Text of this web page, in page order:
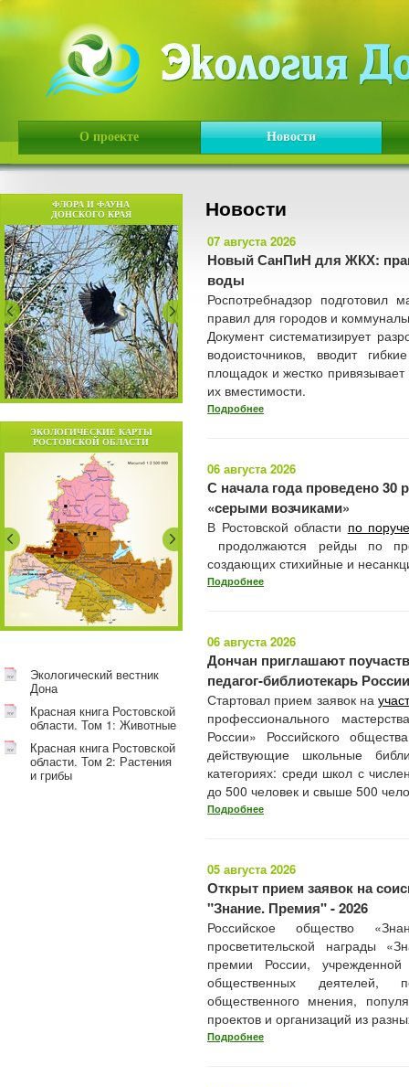
О проекте Новости
ФЛОРА И ФАУНА
ДОНСКОГО КРАЯ
ЭКОЛОГИЧЕСКИЕ КАРТЫ
РОСТОВСКОЙ ОБЛАСТИ
Экологический вестник
Дона
Красная книга Ростовской
области. Том 1: Животные
Красная книга Ростовской
области. Том 2: Растения
и грибы
Новости
07 августа 2026
Новый СанПиН для ЖКХ:
воды
Роспотребнадзор подготовил
правил для городов и
Документ систематизирует
водоисточников, вводит
площадок и жестко
их вместимости.
Подробнее
06 августа 2026
С начала года проведено 30
«серыми возчиками»
В Ростовской области по
продолжаются рейды по
создающих стихийные и
Подробнее
06 августа 2026
Дончан приглашают
педагог-библиотекарь
Стартовал прием заявок на
профессионального
России» Российского
действующие школьные
категориях: среди школ с
до 500 человек и свыше 500
Подробнее
05 августа 2026
Открыт прием заявок на
"Знание. Премия" - 2026
Российское общество
просветительской награды
премии России,
общественных деятелей,
общественного мнения,
проектов и организаций из
Подробнее